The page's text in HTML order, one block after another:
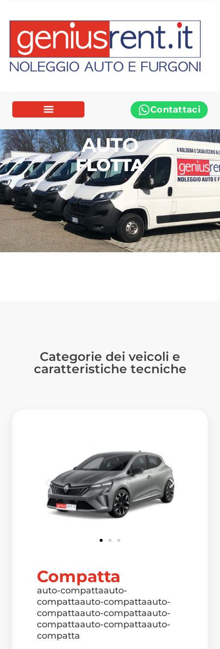
Contattaci
AUTO
FLOTTA
Categorie dei veicoli e
caratteristiche tecniche
Compatta
auto-compattaauto-
compattaauto-compattaauto-
compattaauto-compattaauto-
compattaauto-compattaauto-
compatta